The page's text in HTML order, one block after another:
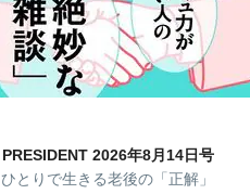
PRESIDENT 2026年8月14日号
ひとりで生きる老後の「正解」